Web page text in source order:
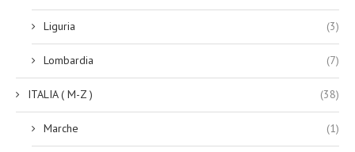
Liguria (3)
Lombardia (7)
ITALIA ( M-Z ) (38)
Marche (1)